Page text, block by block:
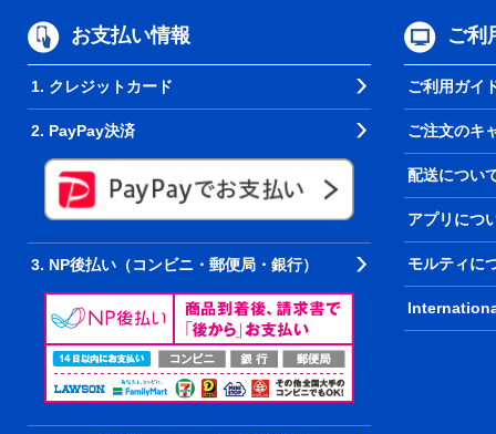
お支払い情報
1. クレジットカード
2. PayPay決済
3. NP後払い（コンビニ・郵便局・銀行）
ご利
ご利用ガイ
ご注文のキ
配送につい
アプリにつ
モルティに